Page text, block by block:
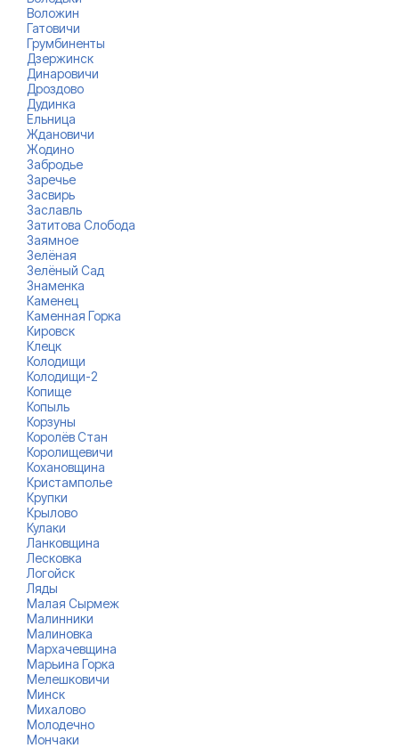
Воложин
Гатовичи
Грумбиненты
Дзержинск
Динаровичи
Дроздово
Дудинка
Ельница
Ждановичи
Жодино
Забродье
Заречье
Засвирь
Заславль
Затитова Слобода
Заямное
Зелёная
Зелёный Сад
Знаменка
Каменец
Каменная Горка
Кировск
Клецк
Колодищи
Колодищи-2
Копище
Копыль
Корзуны
Королёв Стан
Королищевичи
Кохановщина
Кристамполье
Крупки
Крылово
Кулаки
Ланковщина
Лесковка
Логойск
Ляды
Малая Сырмеж
Малинники
Малиновка
Мархачевщина
Марьина Горка
Мелешковичи
Минск
Михалово
Молодечно
Мончаки